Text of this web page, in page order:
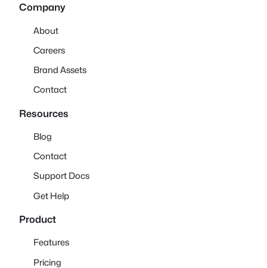
Company
About
Careers
Brand Assets
Contact
Resources
Blog
Contact
Support Docs
Get Help
Product
Features
Pricing